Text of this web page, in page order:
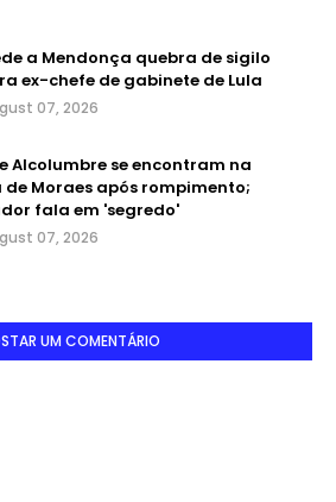
a Mendonça quebra de sigilo
ex-chefe de gabinete de Lula
07, 2026
Alcolumbre se encontram na
de Moraes após rompimento;
fala em 'segredo'
07, 2026
UM COMENTÁRIO